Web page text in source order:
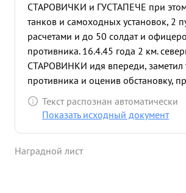
СТАРОВИЧКИ и ГУСТАПЕЧЕ при
танков и самоходных установок, 2
расчетами и до 50 солдат и
противника. 16.4.45 года 2 км.
СТАРОВИНКИ идя впереди, заметил
противника и оценив обстановку,
решение. На большой скорости
тыл вражеским танкам и открыл
поджег младшии лейтенант
Текст распознан автоматически
Показать исходный документ
Наградной лист